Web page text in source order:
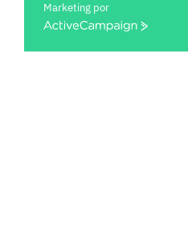
Marketing por
ActiveCampaign